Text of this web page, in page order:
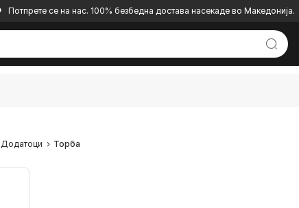
Потпрете се на нас. 100% безбедна достава насекаде во Македонија.
Додатоци Торба